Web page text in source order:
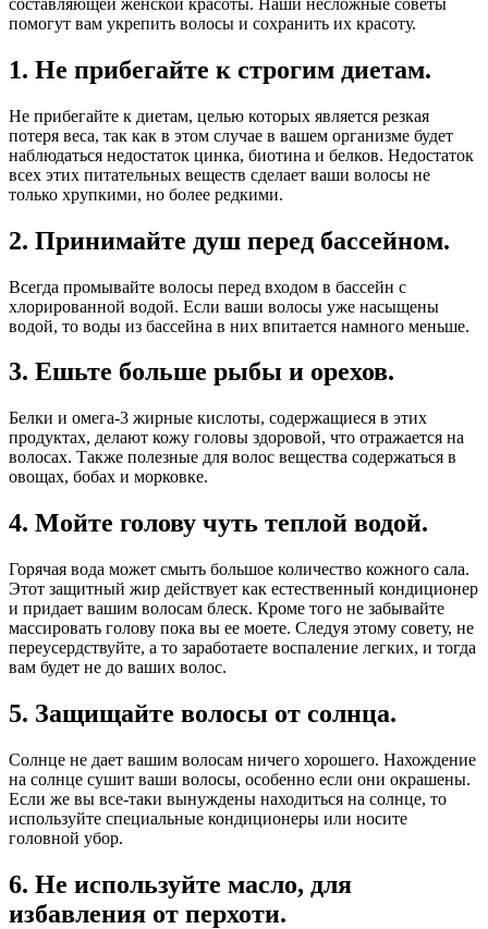
помогут вам укрепить волосы и сохранить их красоту.
1. Не прибегайте к строгим диетам.
Не прибегайте к диетам, целью которых является резкая
потеря веса, так как в этом случае в вашем организме будет
наблюдаться недостаток цинка, биотина и белков. Недостаток
всех этих питательных веществ сделает ваши волосы не
только хрупкими, но более редкими.
2. Принимайте душ перед бассейном.
Всегда промывайте волосы перед входом в бассейн с
хлорированной водой. Если ваши волосы уже насыщены
водой, то воды из бассейна в них впитается намного меньше.
3. Ешьте больше рыбы и орехов.
Белки и омега-3 жирные кислоты, содержащиеся в этих
продуктах, делают кожу головы здоровой, что отражается на
волосах. Также полезные для волос вещества содержаться в
овощах, бобах и морковке.
4. Мойте голову чуть теплой водой.
Горячая вода может смыть большое количество кожного сала.
Этот защитный жир действует как естественный кондиционер
и придает вашим волосам блеск. Кроме того не забывайте
массировать голову пока вы ее моете. Следуя этому совету, не
переусердствуйте, а то заработаете воспаление легких, и тогда
вам будет не до ваших волос.
5. Защищайте волосы от солнца.
Солнце не дает вашим волосам ничего хорошего. Нахождение
на солнце сушит ваши волосы, особенно если они окрашены.
Если же вы все-таки вынуждены находиться на солнце, то
используйте специальные кондиционеры или носите
головной убор.
6. Не используйте масло, для
избавления от перхоти.